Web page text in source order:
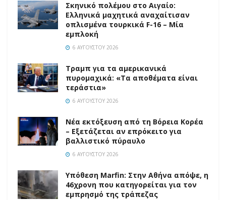
Σκηνικό πολέμου στο Αιγαίο:
Ελληνικά μαχητικά αναχαίτισαν
οπλισμένα τουρκικά F-16 – Μία
εμπλοκή
6 ΑΥΓΟΎΣΤΟΥ 2026
Τραμπ για τα αμερικανικά
πυρομαχικά: «Τα αποθέματα είναι
τεράστια»
6 ΑΥΓΟΎΣΤΟΥ 2026
Νέα εκτόξευση από τη Βόρεια Κορέα
– Εξετάζεται αν επρόκειτο για
βαλλιστικό πύραυλο
6 ΑΥΓΟΎΣΤΟΥ 2026
Υπόθεση Marfin: Στην Αθήνα απόψε, η
46χρονη που κατηγορείται για τον
εμπρησμό της τράπεζας